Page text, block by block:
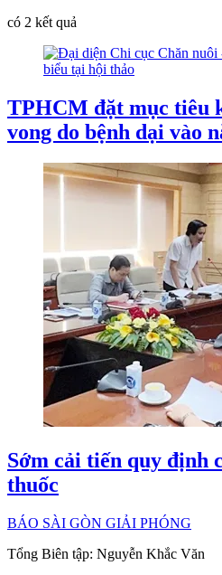
có 2 kết quả
TPHCM đặt mục tiêu
vong do bệnh dại vào
Sớm cải tiến quy định
thuốc
BÁO SÀI GÒN GIẢI PHÓNG
Tổng Biên tập: Nguyễn Khắc Văn